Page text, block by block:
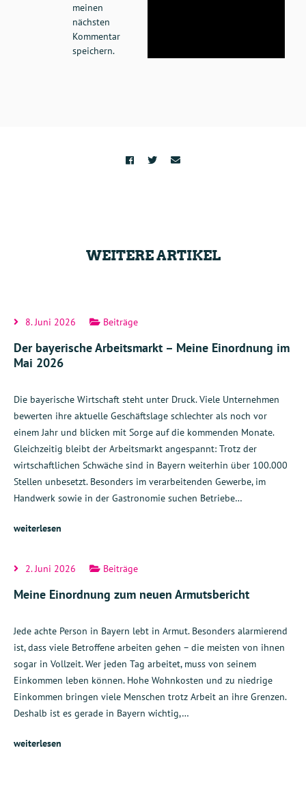
meinen
nächsten
Kommentar
speichern.
WEITERE ARTIKEL
8. Juni 2026 Beiträge
Der bayerische Arbeitsmarkt – Meine Einordnung im
Mai 2026
Die bayerische Wirtschaft steht unter Druck. Viele Unternehmen
bewerten ihre aktuelle Geschäftslage schlechter als noch vor
einem Jahr und blicken mit Sorge auf die kommenden Monate.
Gleichzeitig bleibt der Arbeitsmarkt angespannt: Trotz der
wirtschaftlichen Schwäche sind in Bayern weiterhin über 100.000
Stellen unbesetzt. Besonders im verarbeitenden Gewerbe, im
Handwerk sowie in der Gastronomie suchen Betriebe…
weiterlesen
2. Juni 2026 Beiträge
Meine Einordnung zum neuen Armutsbericht
Jede achte Person in Bayern lebt in Armut. Besonders alarmierend
ist, dass viele Betroffene arbeiten gehen – die meisten von ihnen
sogar in Vollzeit. Wer jeden Tag arbeitet, muss von seinem
Einkommen leben können. Hohe Wohnkosten und zu niedrige
Einkommen bringen viele Menschen trotz Arbeit an ihre Grenzen.
Deshalb ist es gerade in Bayern wichtig,…
weiterlesen